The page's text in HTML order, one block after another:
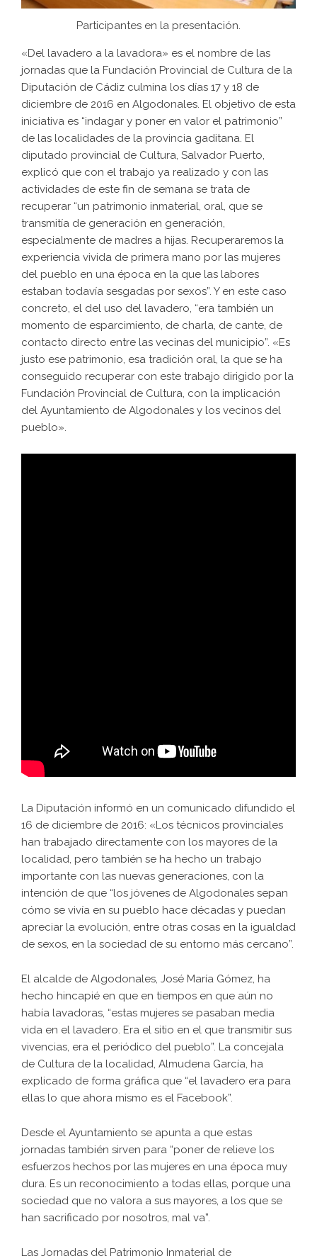
Participantes en la presentación.
«Del lavadero a la lavadora» es el nombre de las
jornadas que la Fundación Provincial de Cultura de la
Diputación de Cádiz culmina los días 17 y 18 de
diciembre de 2016 en Algodonales. El objetivo de esta
iniciativa es “indagar y poner en valor el patrimonio”
de las localidades de la provincia gaditana. El
diputado provincial de Cultura, Salvador Puerto,
explicó que con el trabajo ya realizado y con las
actividades de este fin de semana se trata de
recuperar “un patrimonio inmaterial, oral, que se
transmitía de generación en generación,
especialmente de madres a hijas. Recuperaremos la
experiencia vivida de primera mano por las mujeres
del pueblo en una época en la que las labores
estaban todavía sesgadas por sexos”. Y en este caso
concreto, el del uso del lavadero, “era también un
momento de esparcimiento, de charla, de cante, de
contacto directo entre las vecinas del municipio”. «Es
justo ese patrimonio, esa tradición oral, la que se ha
conseguido recuperar con este trabajo dirigido por la
Fundación Provincial de Cultura, con la implicación
del Ayuntamiento de Algodonales y los vecinos del
pueblo».
La Diputación informó en un comunicado difundido el
16 de diciembre de 2016: «Los técnicos provinciales
han trabajado directamente con los mayores de la
localidad, pero también se ha hecho un trabajo
importante con las nuevas generaciones, con la
intención de que “los jóvenes de Algodonales sepan
cómo se vivía en su pueblo hace décadas y puedan
apreciar la evolución, entre otras cosas en la igualdad
de sexos, en la sociedad de su entorno más cercano”.
El alcalde de Algodonales, José María Gómez, ha
hecho hincapié en que en tiempos en que aún no
había lavadoras, “estas mujeres se pasaban media
vida en el lavadero. Era el sitio en el que transmitir sus
vivencias, era el periódico del pueblo”. La concejala
de Cultura de la localidad, Almudena García, ha
explicado de forma gráfica que “el lavadero era para
ellas lo que ahora mismo es el Facebook”.
Desde el Ayuntamiento se apunta a que estas
jornadas también sirven para “poner de relieve los
esfuerzos hechos por las mujeres en una época muy
dura. Es un reconocimiento a todas ellas, porque una
sociedad que no valora a sus mayores, a los que se
han sacrificado por nosotros, mal va”.
Las Jornadas del Patrimonio Inmaterial de